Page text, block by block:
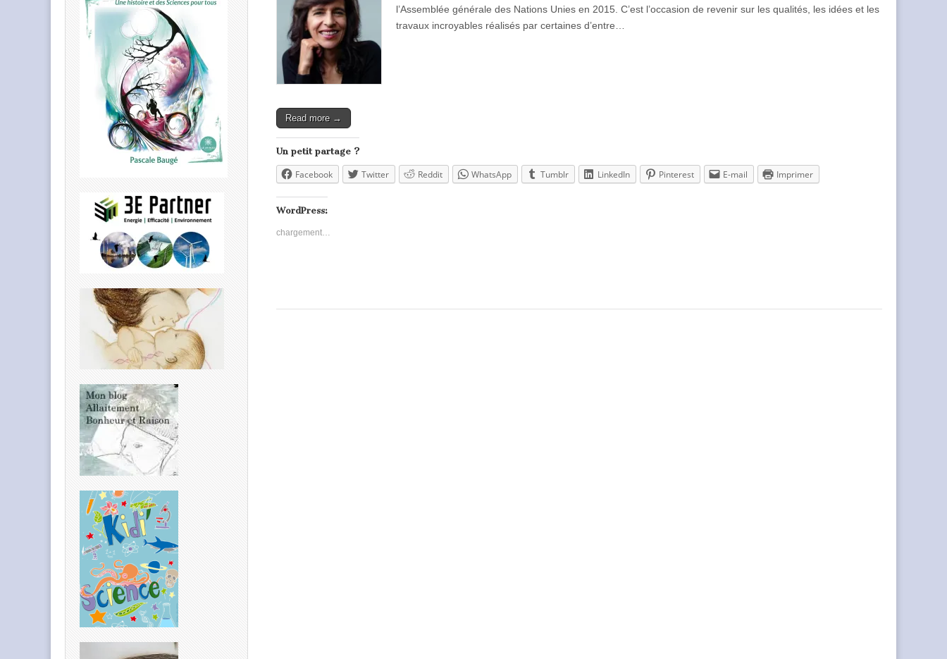
l’Assemblée générale des Nations Unies en 2015. C’est l’occasion de revenir sur les qualités, les idées et les
travaux incroyables réalisés par certaines d’entre…
Read more →
Un petit partage ?
Facebook Twitter Reddit WhatsApp Tumblr LinkedIn Pinterest E-mail Imprimer
WordPress:
chargement…